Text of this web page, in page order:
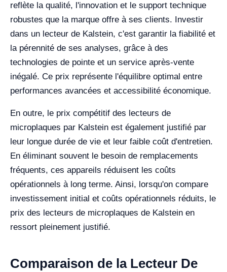
reflète la qualité, l'innovation et le support technique
robustes que la marque offre à ses clients. Investir
dans un lecteur de Kalstein, c'est garantir la fiabilité et
la pérennité de ses analyses, grâce à des
technologies de pointe et un service après-vente
inégalé. Ce prix représente l'équilibre optimal entre
performances avancées et accessibilité économique.
En outre, le prix compétitif des lecteurs de
microplaques par Kalstein est également justifié par
leur longue durée de vie et leur faible coût d'entretien.
En éliminant souvent le besoin de remplacements
fréquents, ces appareils réduisent les coûts
opérationnels à long terme. Ainsi, lorsqu'on compare
investissement initial et coûts opérationnels réduits, le
prix des lecteurs de microplaques de Kalstein en
ressort pleinement justifié.
Comparaison de la Lecteur De